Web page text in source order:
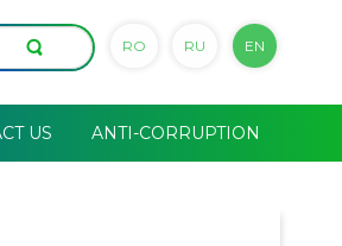
RO RU EN
US ANTI-CORRUPTION